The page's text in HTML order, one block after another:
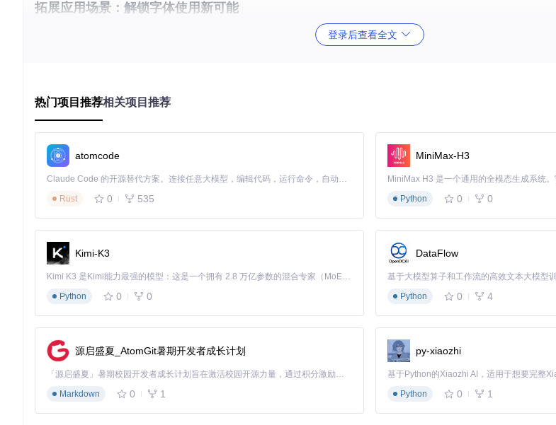
拓展应用场景：解锁字体使用新可能
代码编辑优选：等宽版本的开发环境适配
LXGW WenKai Mono等宽字体在代码编辑场景中的应用展示
技术深度解析：字体设计的创新实践
基于日本Klee One字体进行深度改良，针对中国大陆新字形标准调整了大量汉字结构。通过对比优化，使字体既保留书
升文本识别效率。
LXGW WenKai与原始字体的字形差异对比，展示大陆新字形优化成果
字符覆盖能力：多语言支持的全面实现
字体包含《通用规范汉字表》全部8105个汉字，并补全对应繁体字及港台异体字，同时支持日语假名和韩语谚文，简繁
言排版需求。
LXGW WenKai的字符库覆盖展示，包含《通用规范汉字表》全部汉字
字体技术参数表
登录后查看全文
热门项目推荐相关项目推荐
atomcode
Claude Code 的开源替代方案。连接任意大模型，编辑代码，运行命令，自动验证 — 全自动执行。用 Rust 构建，极致性能。 ｜ An open-source alternative to Claude Code. Connect any LLM, edit code, run commands, and verify changes — autonomously. Built in Rust for speed. Get Started
Rust
0 535
MiniMax-H3
Python
0 0
Kimi-K3
Kimi K3 是Kimi能力最强的模型：这是一个拥有 2.8 万亿参数的混合专家（MoE）模型，具备原生视觉理解能力，并支持 100 万 token 的上下文窗口。
Python
0 0
DataFlow
基于大模型算子和工作流的高效文本大模型
Python
0 4
源启盛夏_AtomGit暑期开发者成长计划
「源启盛夏」暑期校园开发者成长计划旨在激活校园开源力量，通过积分激励、认证扶持、资源倾斜等形式，引导高校组织和开发者完成「入驻 — 建项目 — 做贡献 — 获认证 — 得资源」的完整闭环。无论你是想带领社团入驻平台的组织者，还是希望用代码贡献证明自己的开发者，都能在这里找到属于你的成长路径。
Markdown
0 1
py-xiaozhi
Python
0 1